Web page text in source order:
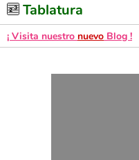
Tablatura
¡ Visita nuestro nuevo Blog !